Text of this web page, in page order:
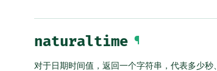
naturaltime ¶
对于日期时间值，返回一个字符串，代表多少